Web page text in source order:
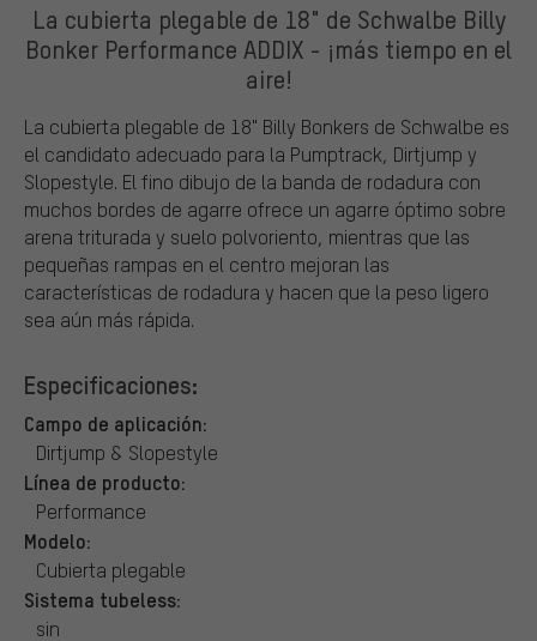
La cubierta plegable de 18" de Schwalbe Billy
Bonker Performance ADDIX - ¡más tiempo en el
aire!
La cubierta plegable de 18" Billy Bonkers de Schwalbe es
el candidato adecuado para la Pumptrack, Dirtjump y
Slopestyle. El fino dibujo de la banda de rodadura con
muchos bordes de agarre ofrece un agarre óptimo sobre
arena triturada y suelo polvoriento, mientras que las
pequeñas rampas en el centro mejoran las
características de rodadura y hacen que la peso ligero
sea aún más rápida.
Especificaciones:
Campo de aplicación:
Dirtjump & Slopestyle
Línea de producto:
Performance
Modelo:
Cubierta plegable
Sistema tubeless:
sin